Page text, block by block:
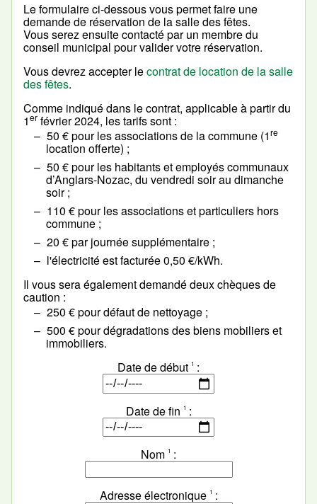
Le formulaire ci-dessous vous permet faire une
demande de réservation de la salle des fêtes.
Vous serez ensuite contacté par un membre du
conseil municipal pour valider votre réservation.
Vous devrez accepter lecontrat de location de la salle
des fêtes.
Comme indiqué dans le contrat, applicable à partir du
1er février 2024, les tarifs sont :
50 € pour les associations de la commune (1re
location offerte) ;
50 € pour les habitants et employés communaux
d’Anglars-Nozac, du vendredi soir au dimanche
soir ;
110 € pour les associations et particuliers hors
commune ;
20 € par journée supplémentaire ;
l'électricité est facturée 0,50 €/kWh.
Il vous sera également demandé deux chèques de
caution :
250 € pour défaut de nettoyage ;
500 € pour dégradations des biens mobiliers et
immobiliers.
Date de début 1
Date de fin 1
Nom 1
Adresse électronique 1